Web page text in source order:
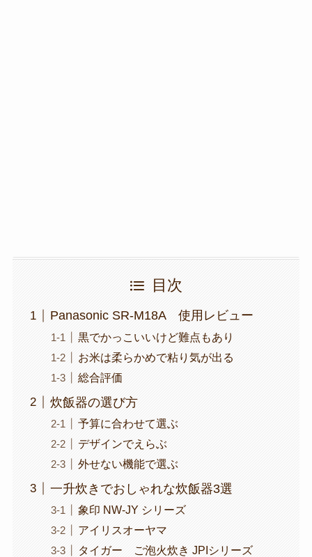
目次
Panasonic SR-M18A 使用レビュー
黒でかっこいいけど難点もあり
お米は柔らかめで粘り気が出る
総合評価
炊飯器の選び方
予算に合わせて選ぶ
デザインでえらぶ
外せない機能で選ぶ
一升炊きでおしゃれな炊飯器3選
象印 NW-JY シリーズ
アイリスオーヤマ
タイガー ご泡火炊き JPIシリーズ